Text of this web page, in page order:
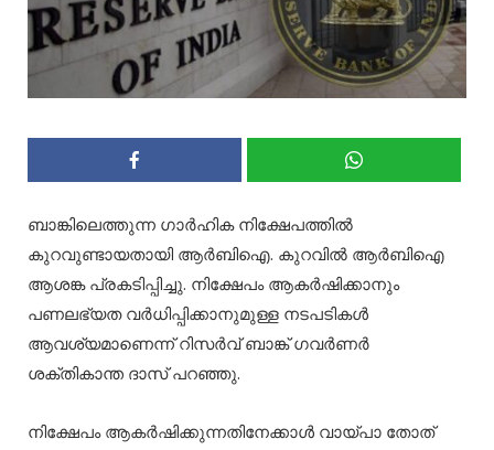
ബാങ്കിലെത്തുന്ന ഗാര്‍ഹിക നിക്ഷേപത്തില്‍
കുറവുണ്ടായതായി ആര്‍ബിഐ. കുറവില്‍ ആര്‍ബിഐ
ആശങ്ക പ്രകടിപ്പിച്ചു. നിക്ഷേപം ആകര്‍ഷിക്കാനും
പണലഭ്യത വര്‍ധിപ്പിക്കാനുമുള്ള നടപടികള്‍
ആവശ്യമാണെന്ന് റിസര്‍വ് ബാങ്ക് ഗവര്‍ണര്‍
ശക്തികാന്ത ദാസ് പറഞ്ഞു.
നിക്ഷേപം ആകര്‍ഷിക്കുന്നതിനേക്കാള്‍ വായ്പാ തോത്